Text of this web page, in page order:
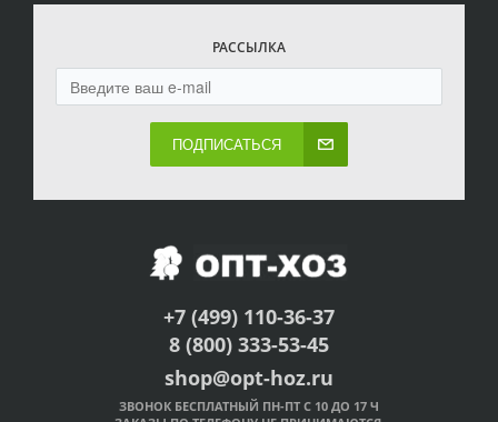
РАССЫЛКА
ПОДПИСАТЬСЯ
+7 (499) 110-36-37
8 (800) 333-53-45
shop@opt-hoz.ru
ЗВОНОК БЕСПЛАТНЫЙ ПН-ПТ С 10 ДО 17 Ч